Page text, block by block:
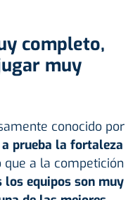
completo,
muy
conocido por
prueba la fortaleza
a la competición
los equipos son muy